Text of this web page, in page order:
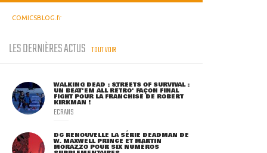
COMICSBLOG.fr
LES DERNIÈRES ACTUS TOUT VOIR
WALKING DEAD : STREETS OF SURVIVAL :
UN BEAT'EM ALL RÉTRO' FAÇON FINAL
FIGHT POUR LA FRANCHISE DE ROBERT
KIRKMAN !
ECRANS
DC RENOUVELLE LA SÉRIE DEADMAN DE
W. MAXWELL PRINCE ET MARTIN
MORAZZO POUR SIX NUMÉROS